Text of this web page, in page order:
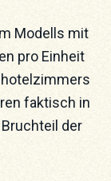
Modells mit
pro Einheit
faktisch in
der